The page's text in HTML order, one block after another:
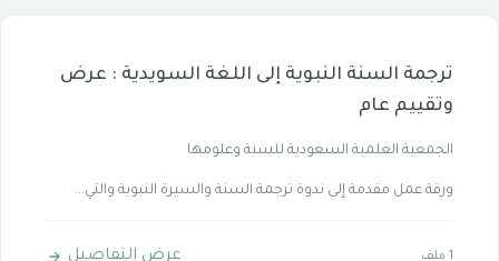
ترجمة السنة النبوية إلى اللغة السويدية : عرض
وتقييم عام
الجمعية العلمية السعودية للسنة وعلومها
ورقة عمل مقدمة إلى ندوة ترجمة السنة والسيرة النبوية والتي...
1 ملف عرض التفاصيل